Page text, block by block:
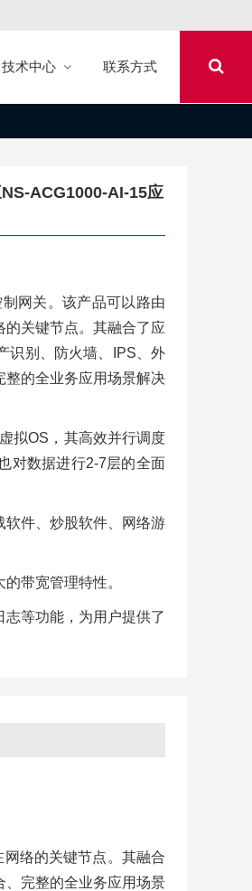
技术中心 联系方式
ACG1000-AI-15应
网关。该产品可以路由
关键节点。其融合了应
识别、防火墙、IPS、外
整的全业务应用场景解决
拟OS，其高效并行调度
对数据进行2-7层的全面
软件、炒股软件、网络游
带宽管理特性。
等功能，为用户提供了
络的关键节点。其融合
、完整的全业务应用场景